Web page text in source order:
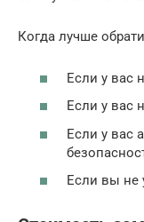
Когда лучше
Если у вас
Если у вас
Если у вас
Если вы не